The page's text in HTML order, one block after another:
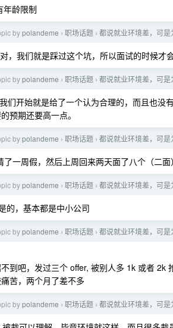
年龄限制
bypolandeme › 职场话题 › 都说就业环境差，可
对，我们就是踩过这个坑，所以面试的时候才
bypolandeme › 职场话题 › 都说就业环境差，可
我们开始就是给了一个认为合理的，而且也没
预期还要高一点。
bypolandeme › 职场话题 › 都说就业环境差，可
了一周假，然后上周回来两天面了八个（二
bypolandeme › 职场话题 › 都说就业环境差，可
的，基本都是中小公司
bypolandeme › 职场话题 › 都说就业环境差，可
到吧，发过三个 offer, 被别人多 1k 或者 2k
苦，两个月了差不多
bypolandeme › 职场话题 › 都说就业环境差，可